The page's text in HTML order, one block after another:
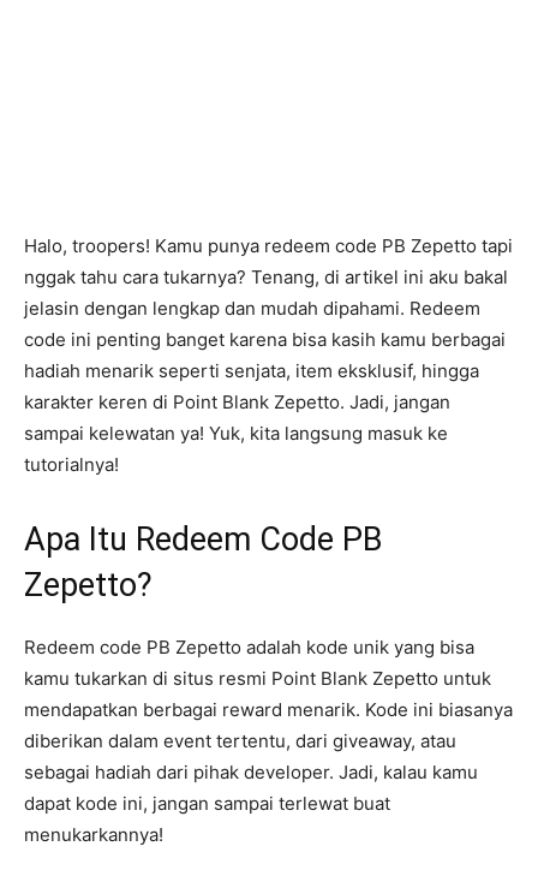
Halo, troopers! Kamu punya redeem code PB Zepetto tapi
nggak tahu cara tukarnya? Tenang, di artikel ini aku bakal
jelasin dengan lengkap dan mudah dipahami. Redeem
code ini penting banget karena bisa kasih kamu berbagai
hadiah menarik seperti senjata, item eksklusif, hingga
karakter keren di Point Blank Zepetto. Jadi, jangan
sampai kelewatan ya! Yuk, kita langsung masuk ke
tutorialnya!
Apa Itu Redeem Code PB
Zepetto?
Redeem code PB Zepetto adalah kode unik yang bisa
kamu tukarkan di situs resmi Point Blank Zepetto untuk
mendapatkan berbagai reward menarik. Kode ini biasanya
diberikan dalam event tertentu, dari giveaway, atau
sebagai hadiah dari pihak developer. Jadi, kalau kamu
dapat kode ini, jangan sampai terlewat buat
menukarkannya!